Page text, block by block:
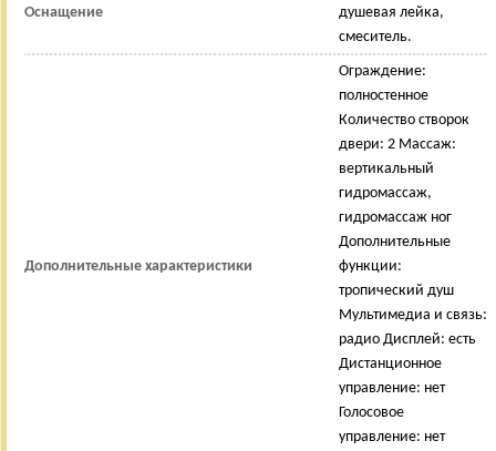
Оснащение
душевая лейка,
смеситель.
Дополнительные характеристики
Ограждение:
полностенное
Количество створок
двери: 2 Массаж:
вертикальный
гидромассаж,
гидромассаж ног
Дополнительные
функции:
тропический душ
Мультимедиа и связь:
радио Дисплей: есть
Дистанционное
управление: нет
Голосовое
управление: нет